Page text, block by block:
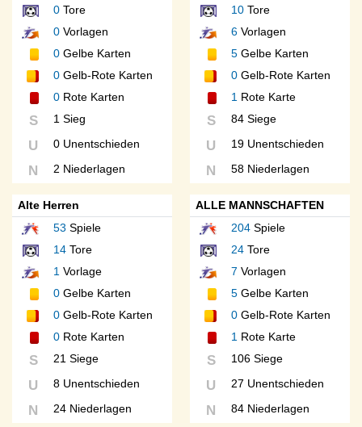
0 Tore
0 Vorlagen
0 Gelbe Karten
0 Gelb-Rote Karten
0 Rote Karten
S 1 Sieg
U 0 Unentschieden
N 2 Niederlagen
10Tore
6Vorlagen
5Gelbe Karten
0Gelb-Rote Karten
1Rote Karte
S 84 Siege
U 19 Unentschieden
N 58 Niederlagen
Alte Herren
53 Spiele
14 Tore
1 Vorlage
0 Gelbe Karten
0 Gelb-Rote Karten
0 Rote Karten
S 21 Siege
U 8 Unentschieden
N 24 Niederlagen
ALLE MANNSCHAFTEN
204Spiele
24Tore
7 Vorlagen
5Gelbe Karten
0Gelb-Rote Karten
1Rote Karte
S 106 Siege
U 27 Unentschieden
N 84 Niederlagen